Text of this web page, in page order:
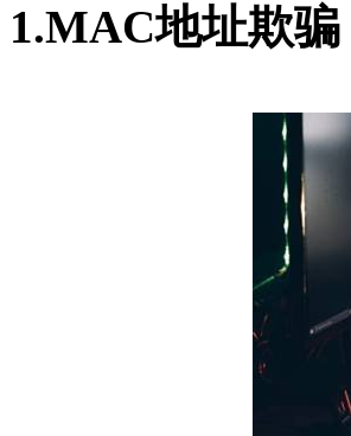
1.MAC地址欺骗